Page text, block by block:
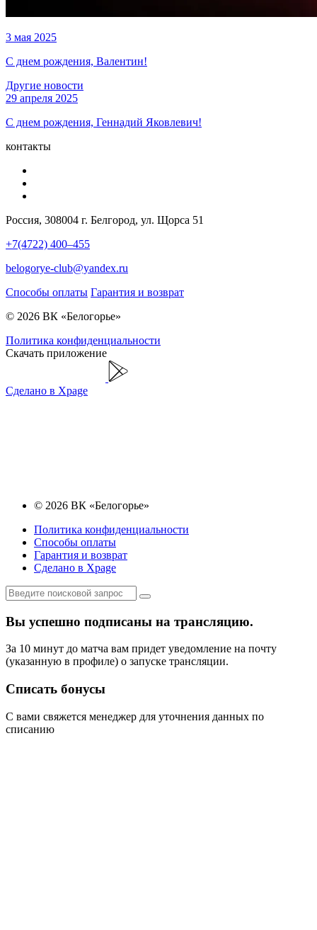
3 мая 2025
С днем рождения, Валентин!
Другие новости
29 апреля 2025
С днем рождения, Геннадий Яковлевич!
контакты
Россия, 308004 г. Белгород, ул. Щорса 51
+7(4722) 400–455
belogorye-club@yandex.ru
Способы оплаты Гарантия и возврат
© 2026 ВК «Белогорье»
Политика конфиденциальности
Скачать приложение
Сделано в Xpage
© 2026 ВК «Белогорье»
Политика конфиденциальности
Способы оплаты
Гарантия и возврат
Сделано в Xpage
Вы успешно подписаны на трансляцию.
За 10 минут до матча вам придет уведомление на почту
(указанную в профиле) о запуске трансляции.
Списать бонусы
С вами свяжется менеджер для уточнения данных по
списанию